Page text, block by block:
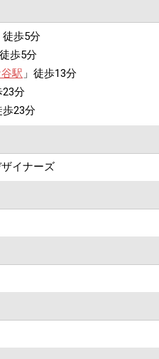
徒歩5分
歩5分
駅 」徒歩13分
23分
歩23分
イナーズ